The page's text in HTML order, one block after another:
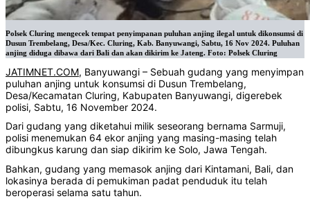
Polsek Cluring mengecek tempat penyimpanan puluhan anjing ilegal untuk dikonsumsi di
Dusun Trembelang, Desa/Kec. Cluring, Kab. Banyuwangi, Sabtu, 16 Nov 2024. Puluhan
anjing diduga dibawa dari Bali dan akan dikirim ke Jateng. Foto: Polsek Cluring
JATIMNET.COM, Banyuwangi – Sebuah gudang yang menyimpan
puluhan anjing untuk konsumsi di Dusun Trembelang,
Desa/Kecamatan Cluring, Kabupaten Banyuwangi, digerebek
polisi, Sabtu, 16 November 2024.
Dari gudang yang diketahui milik seseorang bernama Sarmuji,
polisi menemukan 64 ekor anjing yang masing-masing telah
dibungkus karung dan siap dikirim ke Solo, Jawa Tengah.
Bahkan, gudang yang memasok anjing dari Kintamani, Bali, dan
lokasinya berada di pemukiman padat penduduk itu telah
beroperasi selama satu tahun.